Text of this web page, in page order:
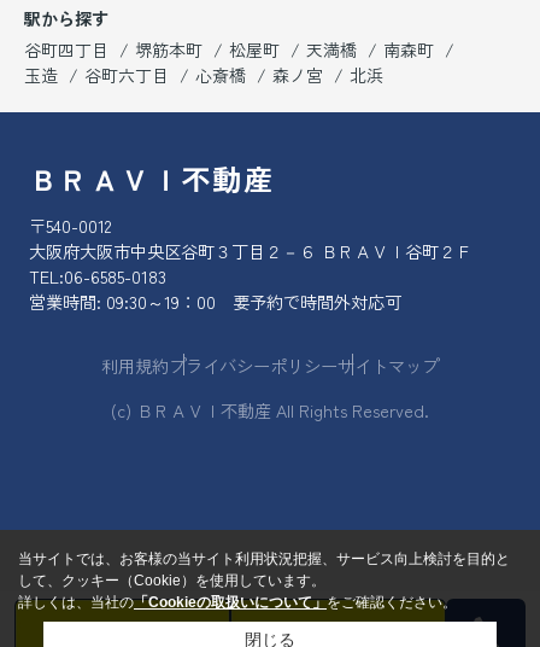
駅から探す
谷町四丁目
堺筋本町 松屋町 天満橋
南森町
玉造
谷町六丁目 心斎橋 森ノ宮 北浜
ＢＲＡＶＩ不動産
〒540-0012
大阪府大阪市中央区谷町３丁目２－６ ＢＲＡＶＩ谷町２Ｆ
TEL:06-6585-0183
営業時間: 09:30～19：00 要予約で時間外対応可
利用規約プライバシーポリシーサイトマップ
(c) ＢＲＡＶＩ不動産 All Rights Reserved.
当サイトでは、お客様の当サイト利用状況把握、サービス向上検討を目的と
して、クッキー（Cookie）を使用しています。
詳しくは、当社の「Cookieの取扱いについて」をご確認ください。
閉じる